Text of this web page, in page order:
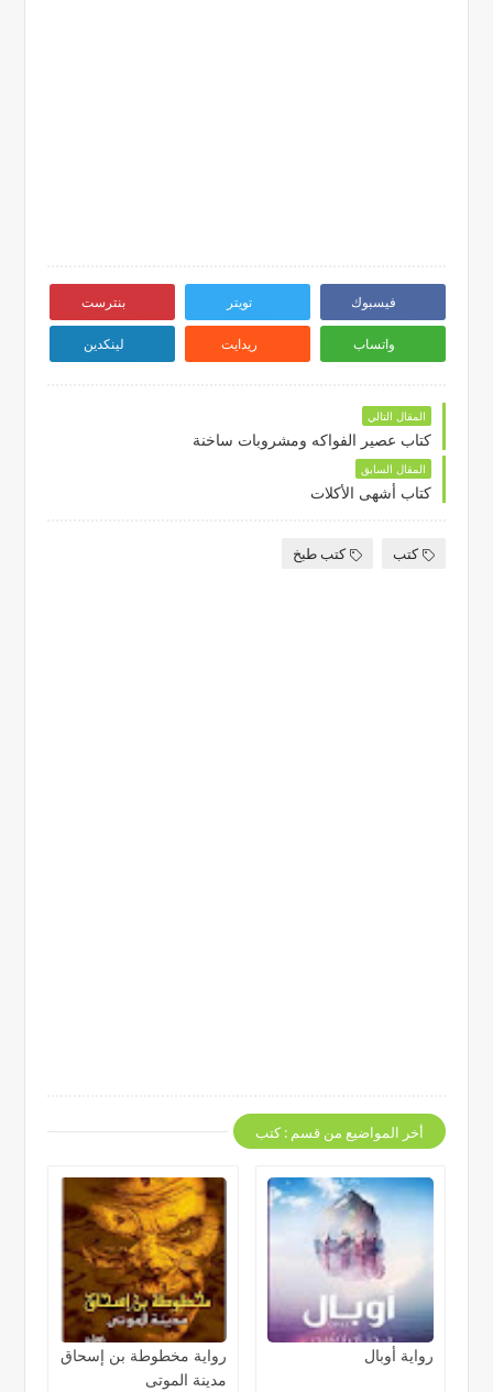
فيسبوك تويتر بنترست
واتساب ريدايت لينكدين
المقال التالي
كتاب عصير الفواكه ومشروبات ساخنة
المقال السابق
كتاب أشهى الأكلات
كتب كتب طبخ
أخر المواضيع من قسم : كتب
رواية أوبال
رواية مخطوطة بن إسحاق
مدينة الموتى